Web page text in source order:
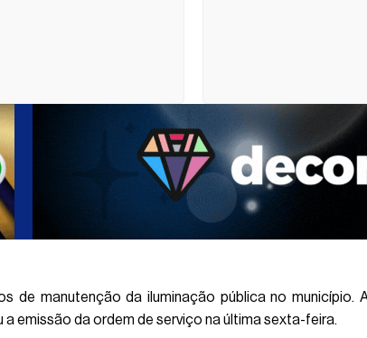
de manutenção da iluminação pública no
emissão da ordem de serviço na última sexta-feira.